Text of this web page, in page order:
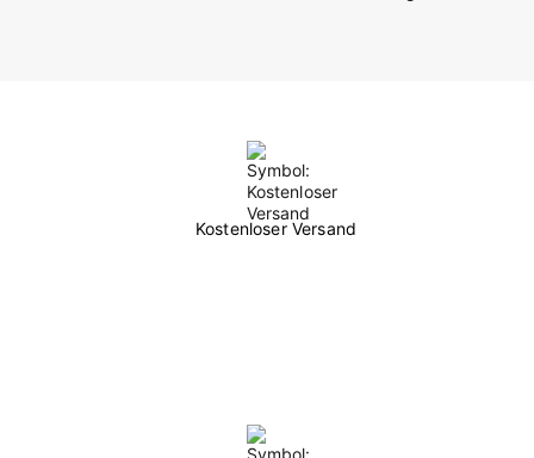
Kostenloser Versand